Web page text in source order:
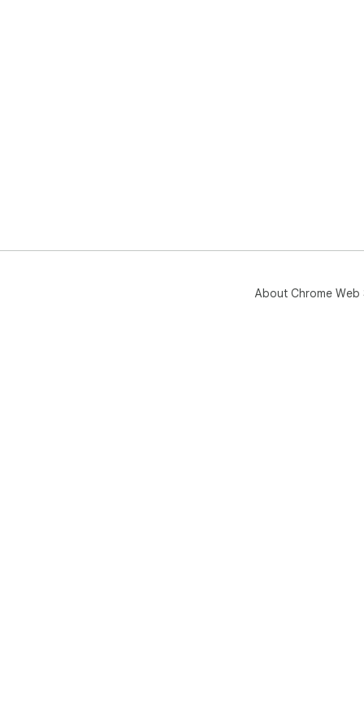
About Chrome Web